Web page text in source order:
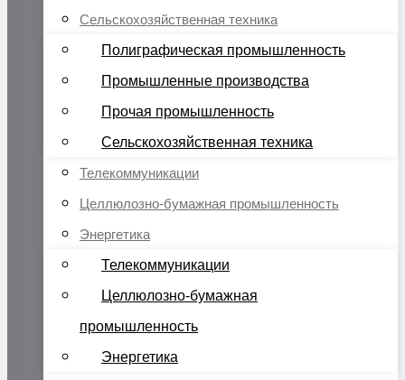
Сельскохозяйственная техника
Полиграфическая промышленность
Промышленные производства
Прочая промышленность
Сельскохозяйственная техника
Телекоммуникации
Целлюлозно-бумажная промышленность
Энергетика
Телекоммуникации
Целлюлозно-бумажная
промышленность
Энергетика